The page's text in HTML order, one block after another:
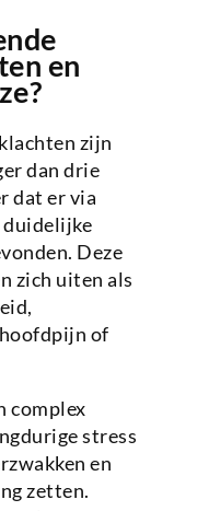
en
zijn
dan drie
dat er via
duidelijke
Deze
zich uiten als
of
complex
stress
en
zetten.